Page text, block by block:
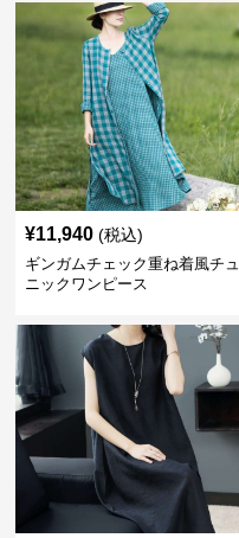
¥11,940 (税込)
ギンガムチェック重ね着風チュ
ニックワンピース